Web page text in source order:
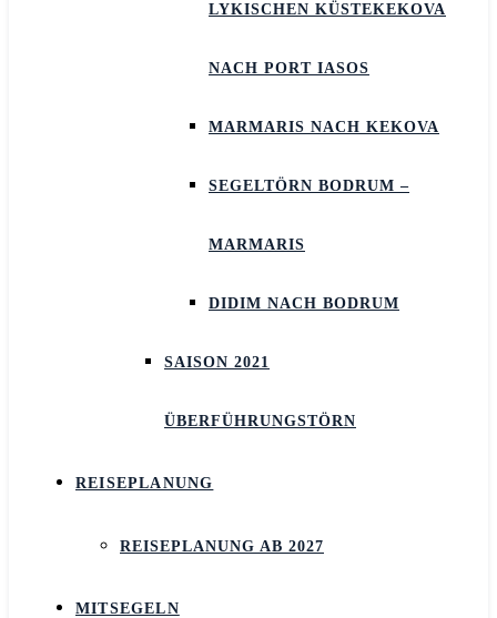
LYKISCHEN KÜSTEKEKOVA
NACH PORT IASOS
MARMARIS NACH KEKOVA
SEGELTÖRN BODRUM –
MARMARIS
DIDIM NACH BODRUM
SAISON 2021
ÜBERFÜHRUNGSTÖRN
REISEPLANUNG
REISEPLANUNG AB 2027
MITSEGELN